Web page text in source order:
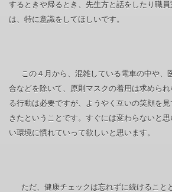
するときや帰るとき、先生方と話をしたり職
は、特に意識をしてほしいです。
この４月から、混雑している電車の中や、
合などを除いて、原則マスクの着用は求めら
る行動は必要ですが、ようやく互いの笑顔を
きたということです。すぐには変わらないと
い環境に慣れていって欲しいと思います。
ただ、健康チェックは忘れずに続けること